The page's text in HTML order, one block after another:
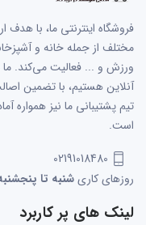
فروشگاه اینترنتی ما، با
مختلف از جمله خانه و
ورزش و ... فعالیت می‌کند. ما
آنلاین هستیم، با تضمین
تیم پشتیبانی ما نیز همواره
است.
02191018480
روزهای کاریشنبه تا
لینک های پر کاربرد